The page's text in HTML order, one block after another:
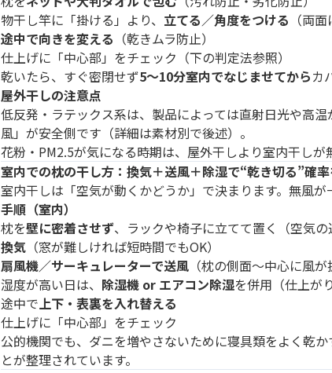
物干し竿に「掛ける」より、 立てる／角度をつける （両
途中で向きを変える （乾きムラ防止）
仕上げに「中心部」をチェック（下の判定法参照）
乾いたら、すぐ密閉せず5〜10分室内でなじませてからカ
屋外干しの注意点
低反発・ラテックス系は、製品によっては直射日光や高
風」が安全側です（詳細は素材別で後述）。
花粉・PM2.5が気になる時期は、屋外干しより室内干しが
室内での枕の干し方：換気＋送風＋除湿で“乾き切る”確
室内干しは「空気が動くかどうか」で決まります。無風が
手順（室内）
枕を壁に密着させず、ラックや椅子に立てて置く（空気の
換気 （窓が難しければ短時間でもOK）
扇風機／サーキュレーターで送風 （枕の側面〜中心に風が
湿度が高い日は、 除湿機 or エアコン除湿を併用（仕上が
途中で上下・表裏を入れ替える
仕上げに「中心部」をチェック
公的機関でも、ダニを増やさないために寝具類をよく乾
とが整理されています。